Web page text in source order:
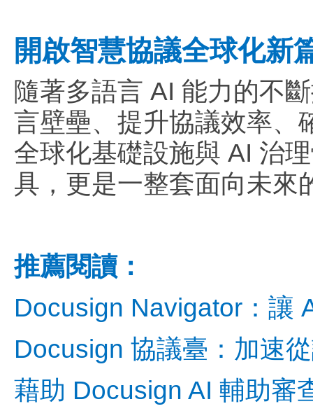
開啟智慧協議全球化新
隨著多語言 AI 能力的不
言壁壘、提升協議效率、
全球化基礎設施與 AI 治
具，更是一整套面向未來
推薦閱讀：
Docusign Navigator：讓
Docusign 協議臺：加速
藉助 Docusign AI 輔助審